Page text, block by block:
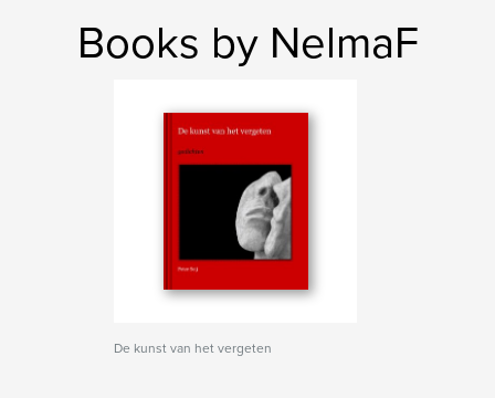
Books by NelmaF
De kunst van het vergeten